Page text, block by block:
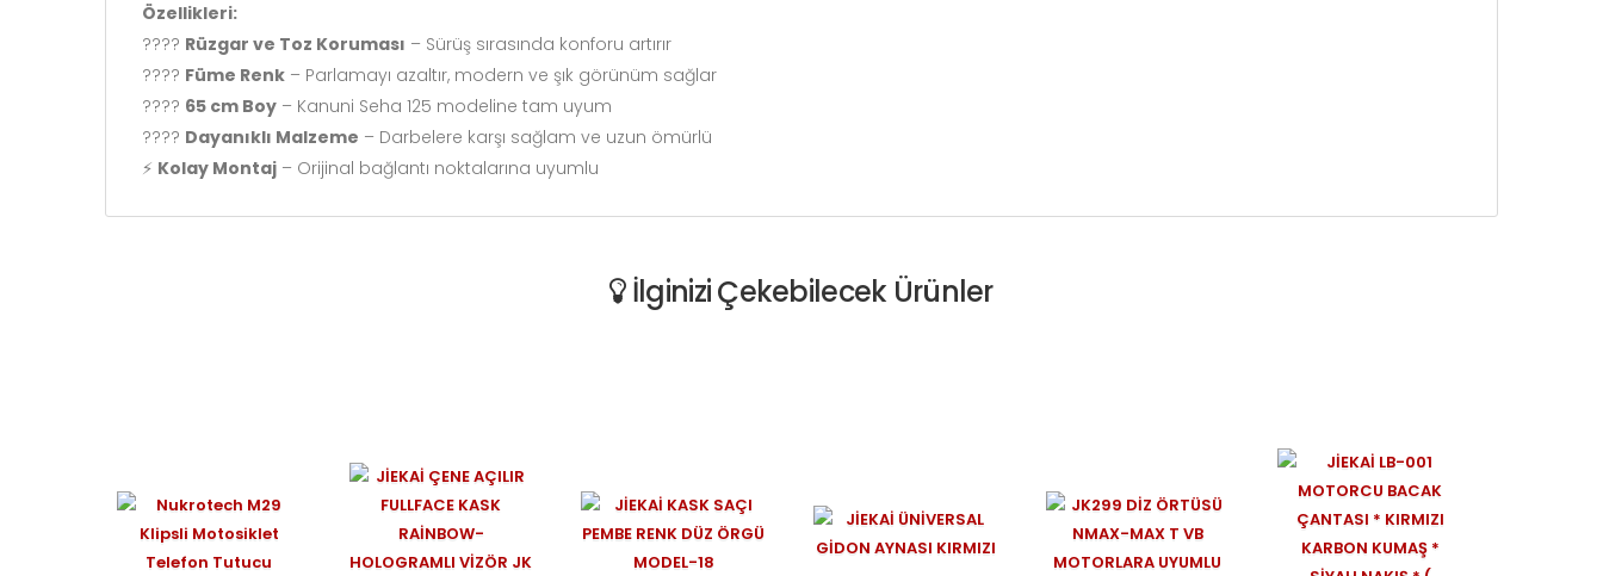
Özellikleri:
????️ Rüzgar ve Toz Koruması – Sürüş sırasında konforu artırır
????️ Füme Renk – Parlamayı azaltır, modern ve şık görünüm sağlar
???? 65 cm Boy – Kanuni Seha 125 modeline tam uyum
???? Dayanıklı Malzeme – Darbelere karşı sağlam ve uzun ömürlü
⚡ Kolay Montaj – Orijinal bağlantı noktalarına uyumlu
İlginizi Çekebilecek Ürünler